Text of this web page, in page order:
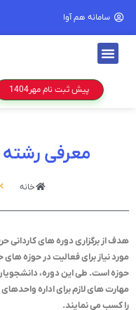
سامانه هم آوا
پیش ثبت نام مهر1404
معرفی رشته
خانه
هدف از برگزاری دوره های کاردانی
مورد نیاز برای فعالیت در حوزه
حوزه است. طی این دوره،
مهارت های لازم برای اداره
را کسب می نمایند.